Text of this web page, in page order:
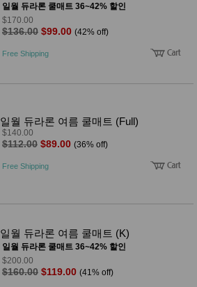
일월 듀라론 쿨매트 36~42% 할인
$170.00
$136.00 $99.00 (42% off)
Free Shipping
일월 듀라론 여름 쿨매트 (Full)
$140.00
$112.00 $89.00 (36% off)
Free Shipping
일월 듀라론 여름 쿨매트 (K)
일월 듀라론 쿨매트 36~42% 할인
$200.00
$160.00 $119.00 (41% off)